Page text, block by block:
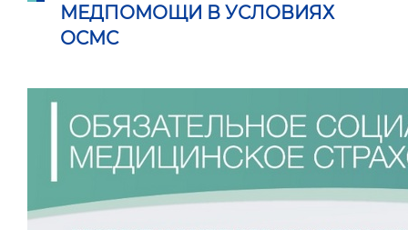
МЕДПОМОЩИ В УСЛОВИЯХ
ОСМС